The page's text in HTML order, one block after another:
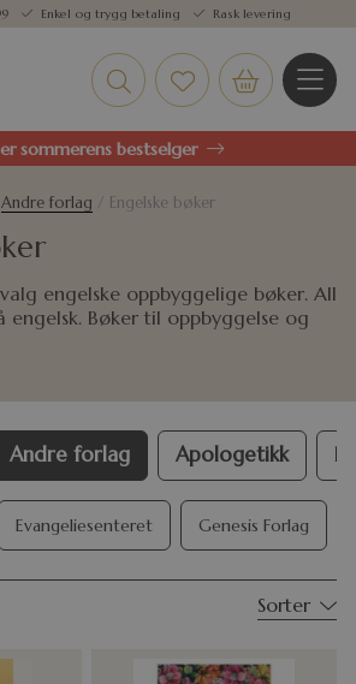
Enkel og trygg betaling Rask levering
sommerens bestselger
Andre forlag / Engelske bøker
engelske oppbyggelige bøker. All
engelsk. Bøker til oppbyggelse og
Andre forlag Apologetikk
Evangeliesenteret Genesis Forlag
Sorter